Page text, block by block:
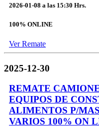
2026-01-08 a las 15:30 Hrs.
100% ONLINE
Ver Remate
2025-12-30
REMATE
EQUIPOS DE
ALIMENTOS P/
VARIOS 100% ON